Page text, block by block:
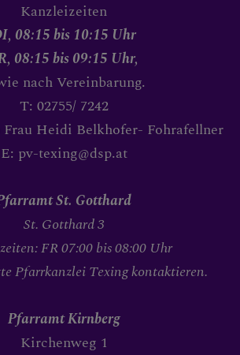
Kanzleizeiten
08:15 bis 10:15 Uhr
08:15 bis 09:15 Uhr,
nach Vereinbarung.
T: 02755/ 7242
Heidi Belkhofer- Fohrafellner
E: pv-texing@dsp.at
St. Gotthard
St. Gotthard 3
FR 07:00 bis 08:00 Uhr
Pfarrkanzlei Texing kontaktieren.
Pfarramt Kirnberg
Kirchenweg 1